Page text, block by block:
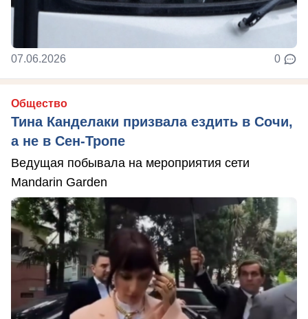
07.06.2026 0
Общество
Тина Канделаки призвала ездить в Сочи,
а не в Сен-Тропе
Ведущая побывала на мероприятия сети
Mandarin Garden